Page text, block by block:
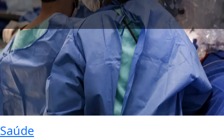
Saúde